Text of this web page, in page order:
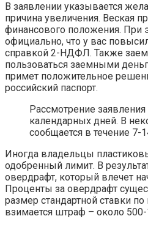
В заявлении указывается
причина увеличения. Веская
финансового положения. При
официально, что у вас
справкой 2-НДФЛ. Также
пользоваться заемными
примет положительное
российский паспорт.
Рассмотрение
календарных дней. В
сообщается в течение 7-
Иногда владельцы
одобренный лимит. В
овердрафт, который влечет
Проценты за овердрафт
размер стандартной ставки
взимается штраф – около 500-